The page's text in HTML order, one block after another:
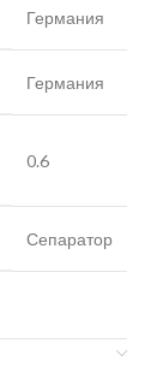
Германия
Германия
0.6
Сепаратор